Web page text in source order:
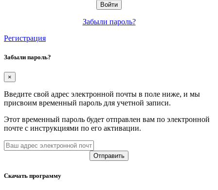
Забыли пароль?
Регистрация
Забыли пароль?
×
Введите свой адрес электронной почты в поле ниже, и мы
присвоим временный пароль для учетной записи.
Этот временный пароль будет отправлен вам по электронной
почте с инструкциями по его активации.
Скачать программу